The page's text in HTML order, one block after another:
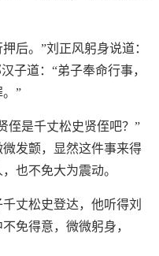
后。”刘正风躬身说道：
子道：“弟子奉命行事，
”
侄是千丈松史贤侄吧？”
发颤，显然这件事来得
也不免大为震动。
丈松史登达，他听得刘
免得意，微微躬身，